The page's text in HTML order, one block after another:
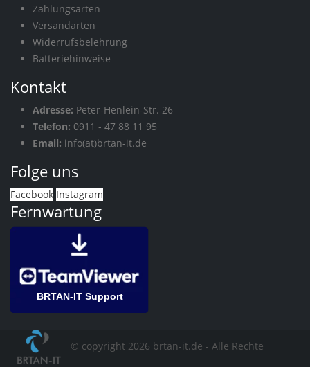
Zahlungsarten
Versandarten
Widerrufsbelehrung
Batteriehinweise
Kontakt
Adresse: Peter-Henlein-Str. 26
Telefon: 0911 - 47 88 11 95
Email: info(at)brtan-it.de
Folge uns
Facebook Instagram
Fernwartung
BRTAN-IT Support
© copyright 2026 brtan-it.de - Alle Rechte